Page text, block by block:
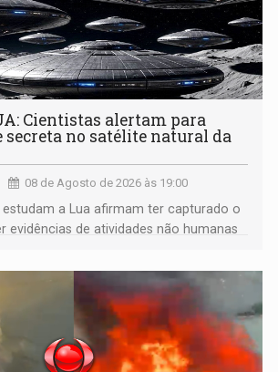
Cientistas alertam para
secreta no satélite natural da
08 de Agosto de 2026 às 19:00
a Lua afirmam ter capturado o
evidências de atividades não humanas